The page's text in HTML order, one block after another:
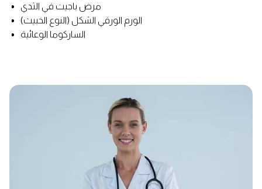
مرض باجيت في الثدي
الورم الورقي الشكل (النوع الخبيث)
الساركوما الوعائية